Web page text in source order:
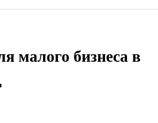
малого бизнеса в